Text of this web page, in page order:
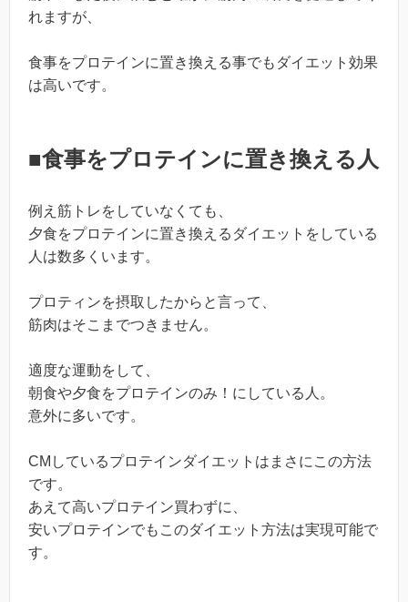
れますが、
食事をプロテインに置き換える事でもダイエット効果
は高いです。
■食事をプロテインに置き換える人
例え筋トレをしていなくても、
夕食をプロテインに置き換えるダイエットをしている
人は数多くいます。
プロティンを摂取したからと言って、
筋肉はそこまでつきません。
適度な運動をして、
朝食や夕食をプロテインのみ！にしている人。
意外に多いです。
CMしているプロテインダイエットはまさにこの方法
です。
あえて高いプロテイン買わずに、
安いプロテインでもこのダイエット方法は実現可能で
す。